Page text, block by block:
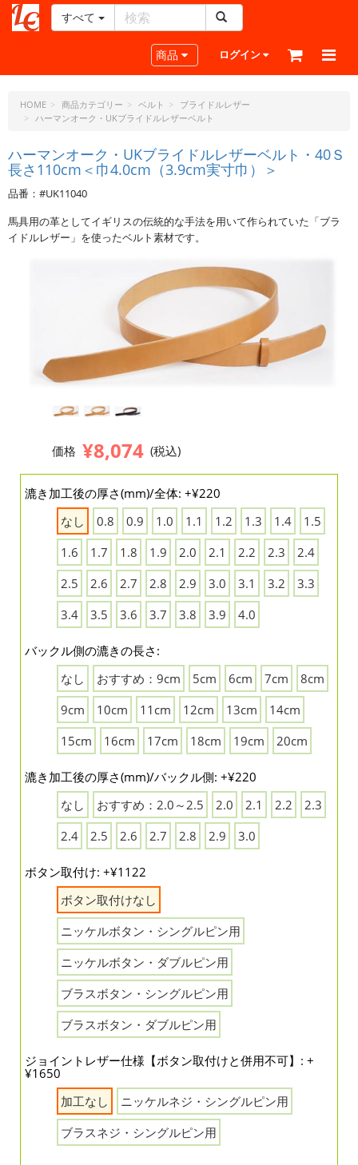
ー
ラ
フ
ド
ッ
ト・
ェ
ー
すべて
Toggle navigation
商品 ログイン
HOME 商品カテゴリー ベルト
ブライドルレザー
ハーマンオーク・UKブライドルレザーベルト
ハーマンオーク・UKブライドルレザーベルト・40Ｓ
長さ110cm＜巾4.0cm（3.9cm実寸巾）＞
品番：#UK11040
馬具用の革としてイギリスの伝統的な手法を用いて作られていた「ブラ
イドルレザー」を使ったベルト素材です。
価格 ¥8,074 (税込)
漉き加工後の厚さ(mm)/全体: +¥220
なし
0.8 0.9 1.0 1.1 1.2 1.3 1.4
1.5
1.6
1.7 1.8 1.9 2.0 2.1 2.2 2.3
2.4
2.5
2.6 2.7 2.8 2.9 3.0 3.1 3.2
3.3
3.4
3.5 3.6 3.7 3.8 3.9 4.0
バックル側の漉きの長さ:
なし
おすすめ：9cm 5cm 6cm 7cm
8cm
9cm
10cm 11cm 12cm 13cm
14cm
15cm
16cm 17cm 18cm 19cm 20cm
漉き加工後の厚さ(mm)/バックル側: +¥220
なし
おすすめ：2.0～2.5 2.0 2.1 2.2
2.3
2.4
2.5 2.6 2.7 2.8 2.9 3.0
ボタン取付け: +¥1122
ボタン取付けなし
ニッケルボタン・シングルピン用
ニッケルボタン・ダブルピン用
ブラスボタン・シングルピン用
ブラスボタン・ダブルピン用
ジョイントレザー仕様【ボタン取付けと併用不可】: +
¥1650
加工なし
ニッケルネジ・シングルピン用
ブラスネジ・シングルピン用